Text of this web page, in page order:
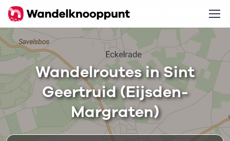
Wandelroutes in Sint
Geertruid (Eijsden-
Margraten)